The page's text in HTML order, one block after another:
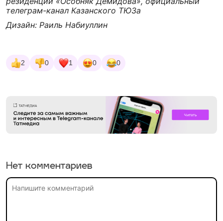
телеграм-канал Казанского ТЮЗа
Дизайн: Раиль Набиуллин
2 0 1 0 0
Нет комментариев